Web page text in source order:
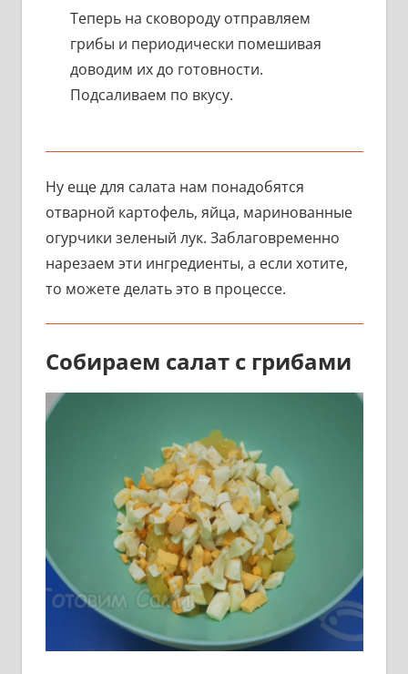
Теперь на сковороду отправляем
грибы и периодически помешивая
доводим их до готовности.
Подсаливаем по вкусу.
Ну еще для салата нам понадобятся
отварной картофель, яйца, маринованные
огурчики зеленый лук. Заблаговременно
нарезаем эти ингредиенты, а если хотите,
то можете делать это в процессе.
Собираем салат с грибами